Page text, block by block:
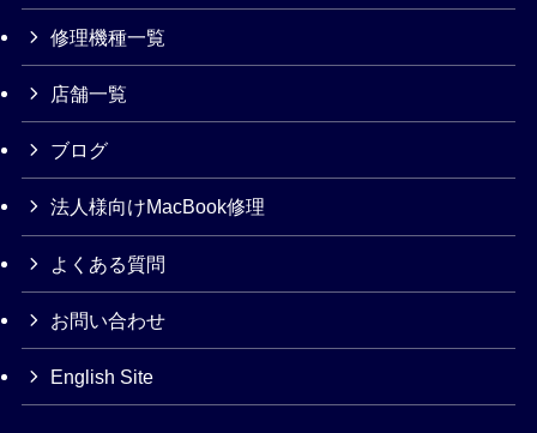
修理機種一覧
店舗一覧
ブログ
法人様向けMacBook修理
よくある質問
お問い合わせ
English Site